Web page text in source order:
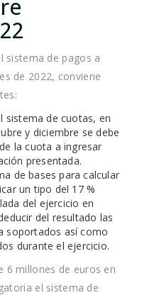
sistema de pagos a
de 2022, conviene
sistema de cuotas, en
y diciembre se debe
la cuota a ingresar
presentada.
de bases para calcular
un tipo del 17 %
del ejercicio en
del resultado las
soportados así como
durante el ejercicio.
6 millones de euros en
el sistema de